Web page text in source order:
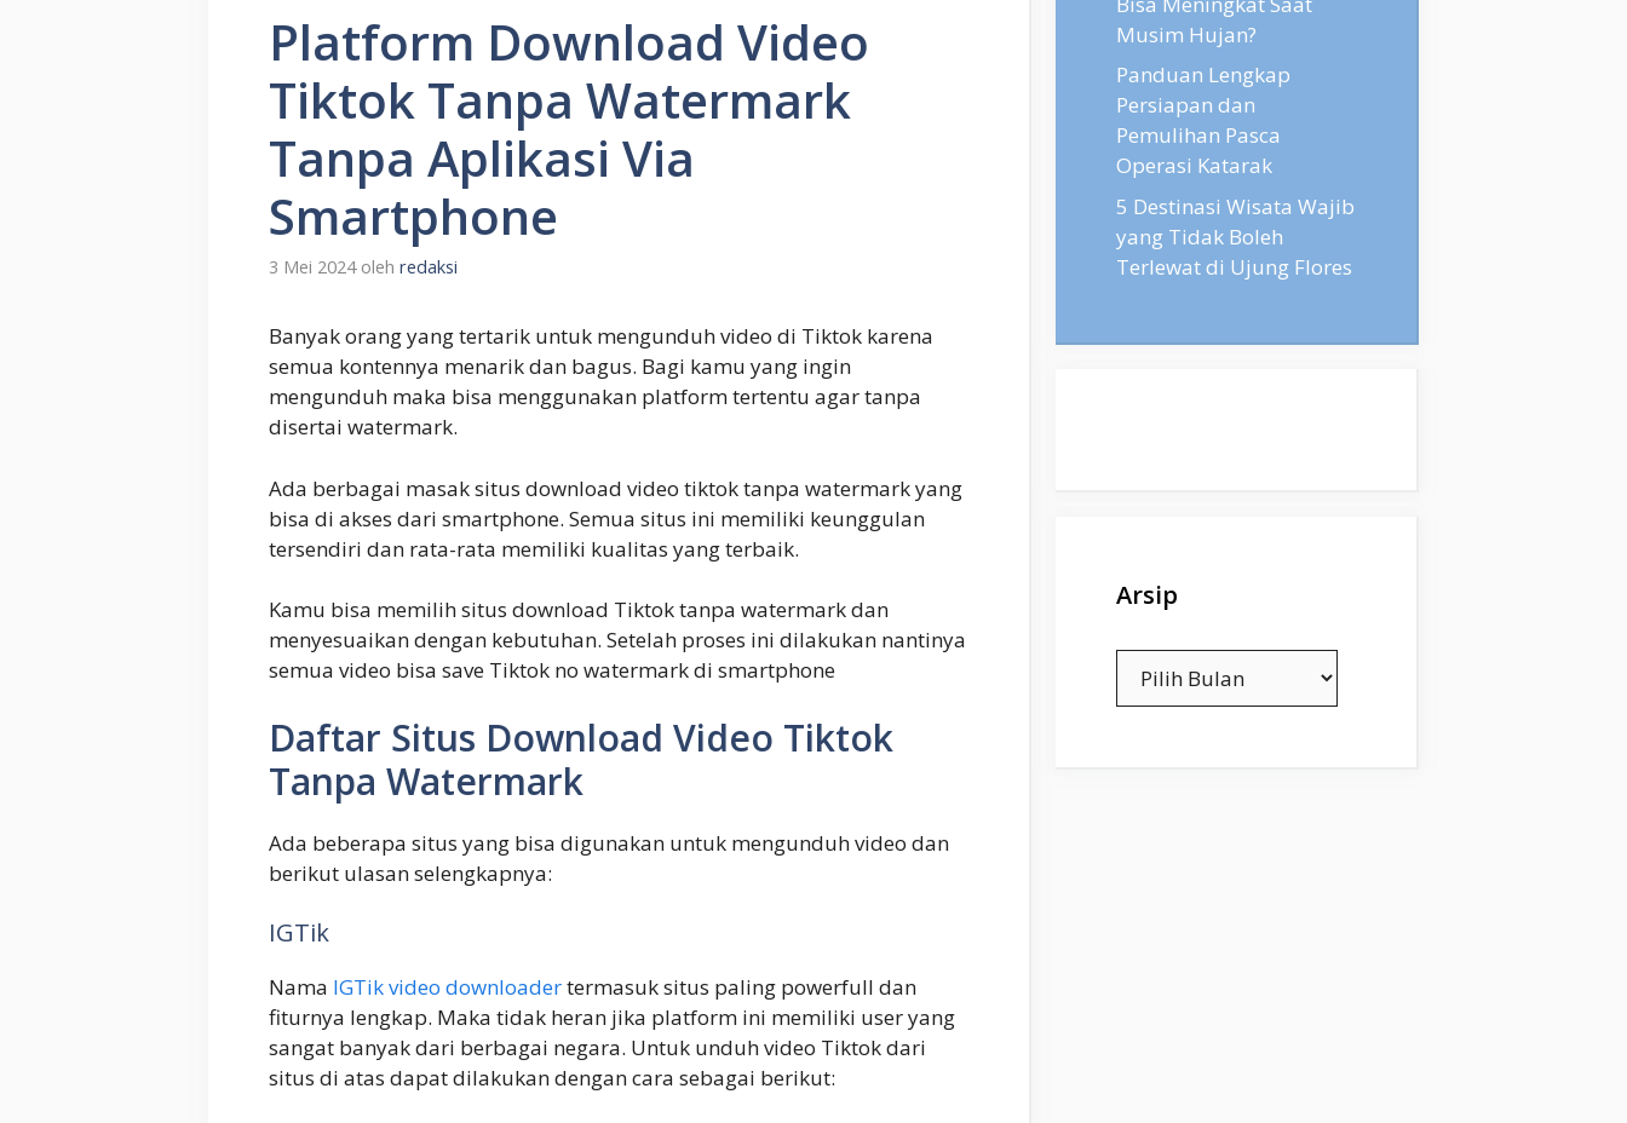
Platform Download Video
Tiktok Tanpa Watermark
Tanpa Aplikasi Via
Smartphone
3 Mei 2024 oleh redaksi
Banyak orang yang tertarik untuk mengunduh video di Tiktok karena
semua kontennya menarik dan bagus. Bagi kamu yang ingin
mengunduh maka bisa menggunakan platform tertentu agar tanpa
disertai watermark.
Ada berbagai masak situs download video tiktok tanpa watermark yang
bisa di akses dari smartphone. Semua situs ini memiliki keunggulan
tersendiri dan rata-rata memiliki kualitas yang terbaik.
Kamu bisa memilih situs download Tiktok tanpa watermark dan
menyesuaikan dengan kebutuhan. Setelah proses ini dilakukan nantinya
semua video bisa save Tiktok no watermark di smartphone
Daftar Situs Download Video Tiktok
Tanpa Watermark
Ada beberapa situs yang bisa digunakan untuk mengunduh video dan
berikut ulasan selengkapnya:
IGTik
Nama IGTik video downloadertermasuk situs paling powerfull dan
fiturnya lengkap. Maka tidak heran jika platform ini memiliki user yang
sangat banyak dari berbagai negara. Untuk unduh video Tiktok dari
situs di atas dapat dilakukan dengan cara sebagai berikut:
Musim Hujan?
Panduan Lengkap
Persiapan dan
Pemulihan Pasca
Operasi Katarak
5 Destinasi Wisata Wajib
yang Tidak Boleh
Terlewat di Ujung Flores
Arsip